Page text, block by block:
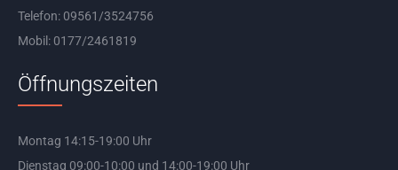
Telefon: 09561/3524756
Mobil: 0177/2461819
Öffnungszeiten
Montag 14:15-19:00 Uhr
Dienstag 09:00-10:00 und 14:00-19:00 Uhr